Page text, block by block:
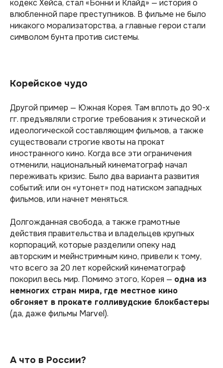
кодекс Хейса, стал «Бонни и Клайд» — история о
влюбленной паре преступников. В фильме не было
никакого морализаторства, а главные герои стали
символом бунта против системы.
Корейское чудо
Другой пример — Южная Корея. Там вплоть до 90-х
гг. предъявляли строгие требования к этической и
идеологической составляющим фильмов, а также
существовали строгие квоты на прокат
иностранного кино. Когда все эти ограничения
отменили, национальный кинематограф начал
переживать кризис. Было два варианта развития
событий: или он «утонет» под натиском западных
фильмов, или начнет меняться.
Долгожданная свобода, а также грамотные
действия правительства и владельцев крупных
корпораций, которые разделили опеку над
авторским и мейнстримным кино, привели к тому,
что всего за 20 лет корейский кинематограф
покорил весь мир. Помимо этого, Корея — одна из
немногих стран мира, где местное кино
обгоняет в прокате голливудские блокбастеры
(да, даже фильмы Marvel).
А что в России?